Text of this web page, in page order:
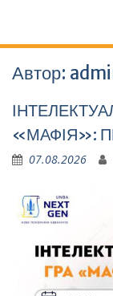
Автор:
«МАФІЯ»:
07.08.2026